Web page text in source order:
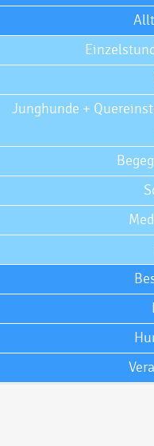
Junghunde +